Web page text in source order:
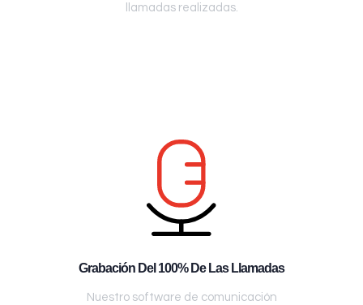
llamadas realizadas.
Grabación Del 100% De Las Llamadas
Nuestro software de comunicación